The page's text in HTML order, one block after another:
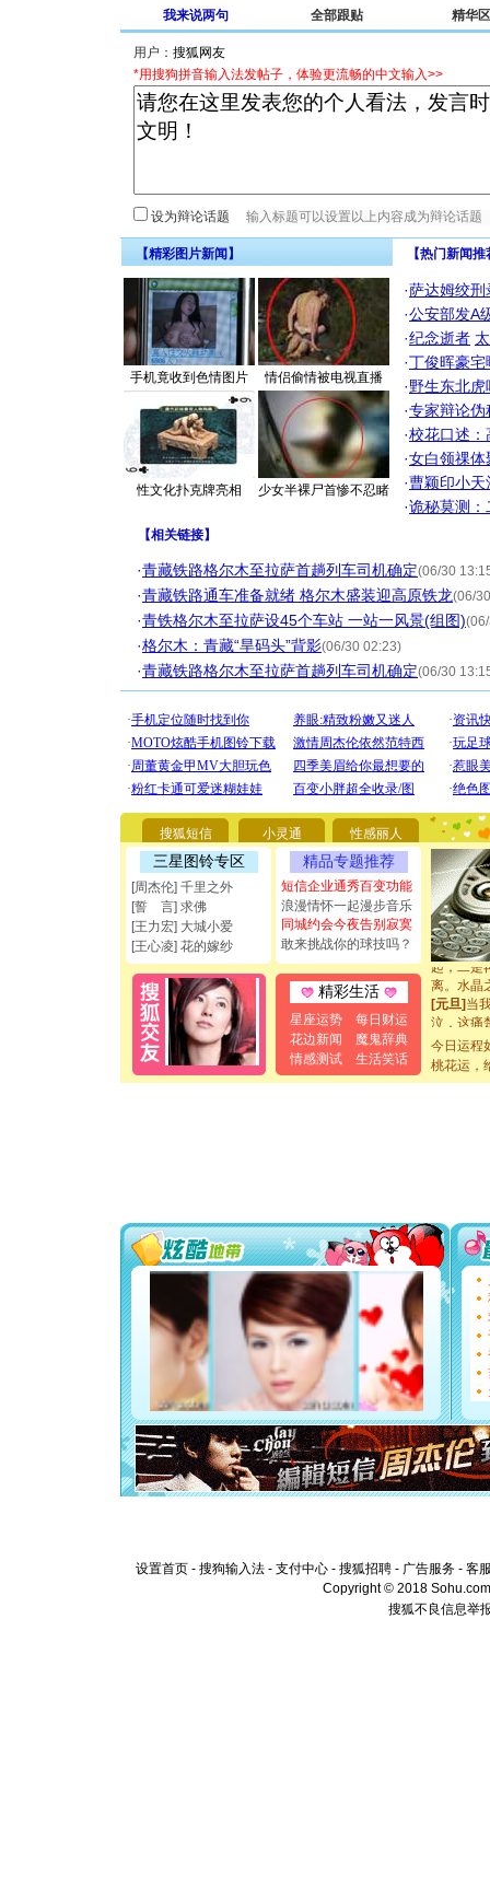
我来说两句 全部跟贴 精华区
用户：
*用搜狗拼音输入法发帖子，体验更流畅的中文输入>>
设为辩论话题
【精彩图片新闻】
手机竟收到色情图片 情侣偷情被电视直播
性文化扑克牌亮相 少女半裸尸首惨不忍睹
【热门新闻
·萨达姆绞刑
·公安部发A
·纪念逝者
·丁俊晖豪
·野生东北
·专家辩论伪
·校花口述：
·女白领祼体
·曹颖印小天
·诡秘莫测：
【相关链接】
·青藏铁路格尔木至拉萨首趟列车司机确定(06/30
·青藏铁路通车准备就绪 格尔木盛装迎高原铁龙(06/
·青铁格尔木至拉萨设45个车站 一站一风景(组图)
·格尔木：青藏“旱码头”背影(06/30 02:23)
·青藏铁路格尔木至拉萨首趟列车司机确定(06/30
搜狐短信 小灵通 性感丽人
三星图铃专区
[周杰伦] 千里之外
[誓 言] 求佛
[王力宏] 大城小爱
[王心凌] 花的嫁纱
精品专题推荐
短信企业通秀百变功能
浪漫情怀一起漫步音乐
同城约会今夜告别寂寞
敢来挑战你的球技吗？
精彩生活
星座运势
每日财运
花边新闻
魔鬼辞典
情感测试
生活笑话
[圣诞节]
你太多
要平安
[圣诞节]
能正大光
都要快乐
[圣诞节]
如意,快
[元旦]看
断电。爱
你是我专
[元旦]如
起；二是
离。水晶
[元旦]当
泣，这痛
[春节]风
颜！冬去
能正大光
都要快乐
[圣诞节]
如意,快
[元旦]
看
断电。
你是我
[元旦]
如
起；二
离。水
[元旦]当
泣，这痛
卖了。水
[春节]风
颜！冬去
送你一棵
今日运程
桃花运，
设置首页 - 搜狗输入法 - 支付中心 - 搜狐招聘 - 广告服务 - 客
Copyright © 2018
搜狐不良信息举